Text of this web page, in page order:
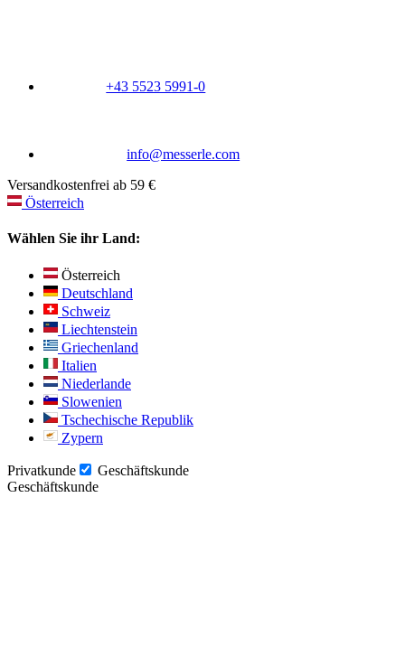
+43 5523 5991-0
info@messerle.com
Versandkostenfrei ab 59 €
Österreich
Wählen Sie ihr Land:
Österreich
Deutschland
Schweiz
Liechtenstein
Griechenland
Italien
Niederlande
Slowenien
Tschechische Republik
Zypern
Privatkunde
Geschäftskunde
Geschäftskunde